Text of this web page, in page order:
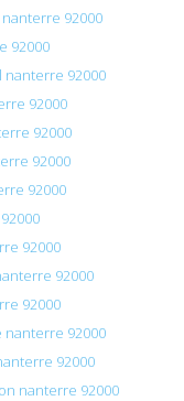
92000
92000
nanterre 92000
92000
92000
92000
92000
92000
92000
92000
nanterre 92000
92000
nanterre 92000